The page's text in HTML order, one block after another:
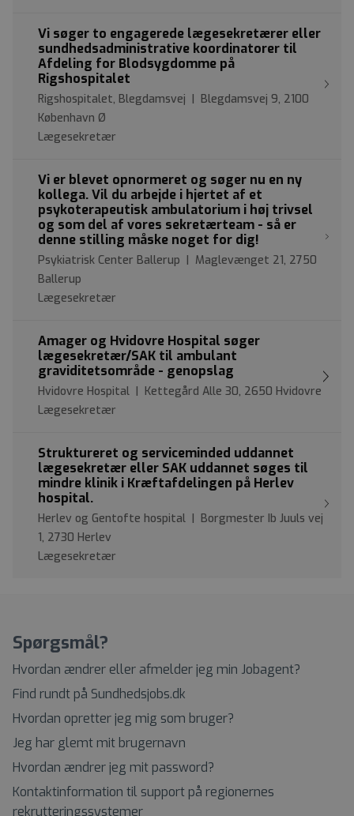
Vi søger to engagerede lægesekretærer eller
sundhedsadministrative koordinatorer til
Afdeling for Blodsygdomme på
Rigshospitalet
Rigshospitalet, Blegdamsvej | Blegdamsvej 9, 2100
København Ø
Lægesekretær
Vi er blevet opnormeret og søger nu en ny
kollega. Vil du arbejde i hjertet af et
psykoterapeutisk ambulatorium i høj trivsel
og som del af vores sekretærteam - så er
denne stilling måske noget for dig!
Psykiatrisk Center Ballerup | Maglevænget 21, 2750
Ballerup
Lægesekretær
Amager og Hvidovre Hospital søger
lægesekretær/SAK til ambulant
graviditetsområde - genopslag
Hvidovre Hospital | Kettegård Alle 30, 2650 Hvidovre
Lægesekretær
Struktureret og serviceminded uddannet
lægesekretær eller SAK uddannet søges til
mindre klinik i Kræftafdelingen på Herlev
hospital.
Herlev og Gentofte hospital | Borgmester Ib Juuls vej
1, 2730 Herlev
Lægesekretær
Spørgsmål?
Hvordan ændrer eller afmelder jeg min Jobagent?
Find rundt på Sundhedsjobs.dk
Hvordan opretter jeg mig som bruger?
Jeg har glemt mit brugernavn
Hvordan ændrer jeg mit password?
Kontaktinformation til support på regionernes
rekrutteringssystemer